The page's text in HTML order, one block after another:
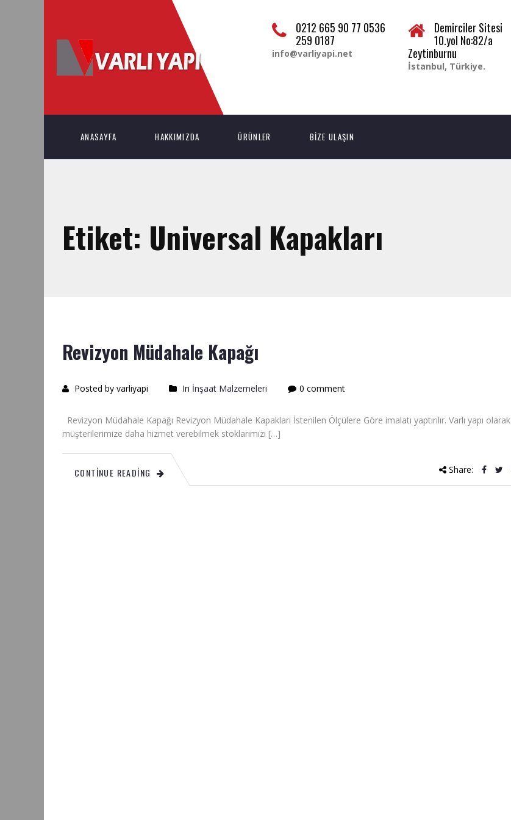
0212 665 90 77 0536
259 0187
info@varliyapi.net
Demirciler Sitesi
10.yol No:82/a
Zeytinburnu
İstanbul, Türkiye.
ANASAYFA HAKKIMIZDA ÜRÜNLER BİZE ULAŞIN
Etiket: Universal Kapakları
Revizyon Müdahale Kapağı
Posted by varliyapi In İnşaat Malzemeleri 0 comment
Revizyon Müdahale Kapağı Revizyon Müdahale Kapakları İstenilen Ölçülere Göre imalatı yaptırılır. Varlı yapı olarak
müşterilerimize daha hizmet verebilmek stoklarımızı […]
CONTINUE READING Share: